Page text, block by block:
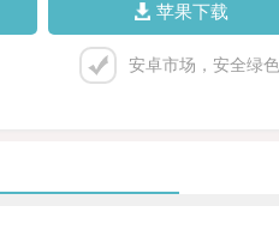
苹果下载
安卓市场，安全绿色